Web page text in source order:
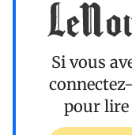
Si vous
pour lire